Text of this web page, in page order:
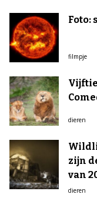
Foto:
filmpje
dieren
zijn
van
dieren